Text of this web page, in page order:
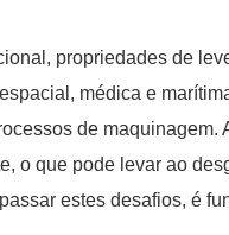
propriedades de
médica e
de maquinagem.
o que pode levar ao
estes desafios, é